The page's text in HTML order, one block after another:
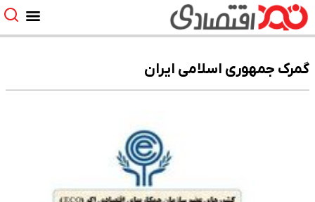
گمرک جمهوری اسلامی ایران